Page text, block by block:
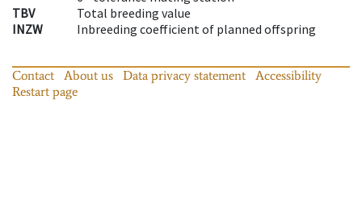
TBV
Total breeding value
INZW
Inbreeding coefficient of planned offspring
Contact About us Data privacy statement
Accessibility
Restart page